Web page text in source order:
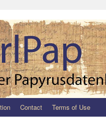
Contact Terms of Use